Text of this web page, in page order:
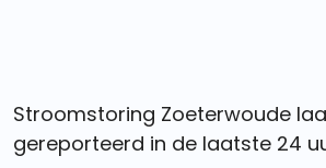
Stroomstoring Zoeterwoude
gereporteerd in de laatste 24